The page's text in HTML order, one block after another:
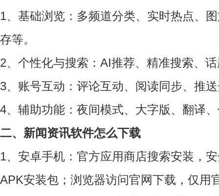
1、基础浏览：多频道分类、实时热点、
存等。
2、个性化与搜索：AI推荐、精准搜索、
3、账号互动：评论互动、阅读同步、推
4、辅助功能：夜间模式、大字版、翻译
二、新闻资讯软件怎么下载
1、安卓手机：官方应用商店搜索安装，
APK安装包；浏览器访问官网下载，仅用